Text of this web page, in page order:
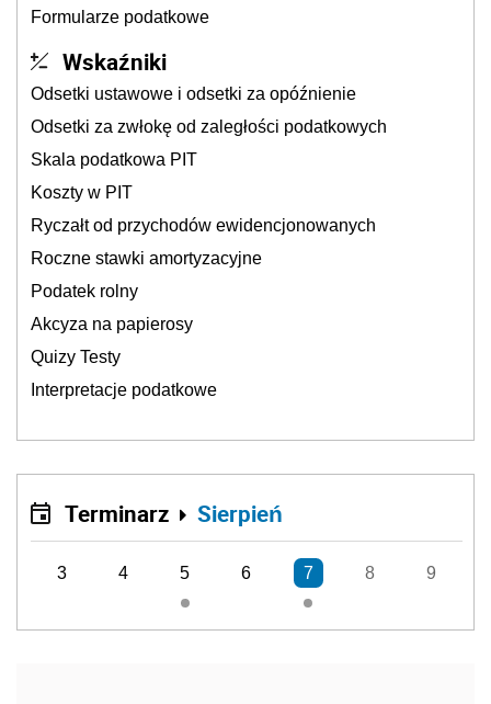
Formularze podatkowe
Wskaźniki
Odsetki ustawowe i odsetki za opóźnienie
Odsetki za zwłokę od zaległości podatkowych
Skala podatkowa PIT
Koszty w PIT
Ryczałt od przychodów ewidencjonowanych
Roczne stawki amortyzacyjne
Podatek rolny
Akcyza na papierosy
Quizy Testy
Interpretacje podatkowe
Terminarz Sierpień
3 4 5 6 7 8 9